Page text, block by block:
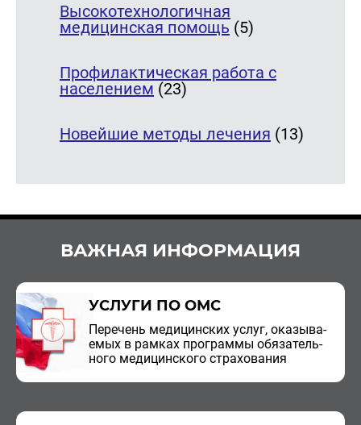
Высокотехнологичная
медицинская помощь (5)
Профилактическая работа с
населением (23)
Новейшие методы лечения (13)
ВАЖНАЯ ИНФОРМАЦИЯ
УСЛУГИ ПО ОМС
Пе­ре­чень ме­ди­цин­ских услуг, ока­зы­ва­
е­мых в рам­ках про­грам­мы обя­за­тель­
но­го ме­ди­цин­ско­го стра­хо­ва­ния